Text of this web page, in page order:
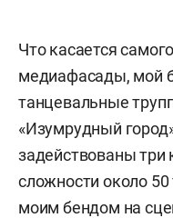
Что касается
медиафасады, мой
танцевальные
«Изумрудный
задействованы три
сложности около
моим бендом на